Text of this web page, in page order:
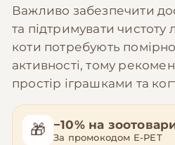
Важливо забезпечити
та підтримувати чистоту
коти потребують
активності, тому
простір іграшками та
🎁 −10% на
За промокодом E-PET